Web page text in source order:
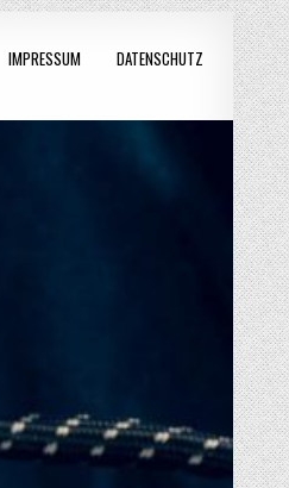
IMPRESSUM DATENSCHUTZ